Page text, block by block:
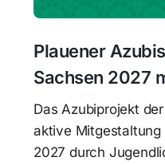
Plauener
Sachsen 2027
Das Azubiprojekt
aktive Mitgestaltung
2027 durch